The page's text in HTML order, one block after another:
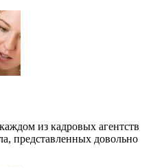
из кадровых агентств
представленных довольно